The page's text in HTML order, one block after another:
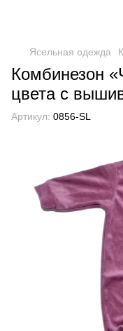
Ясельная одежда
Комбинезон
цвета с
Артикул: 0856-SL